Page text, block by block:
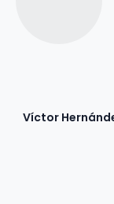
Víctor